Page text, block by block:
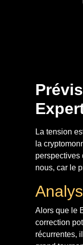
La tension
la
perspectives
nous, car le
Alors que le
correction
récurrentes,